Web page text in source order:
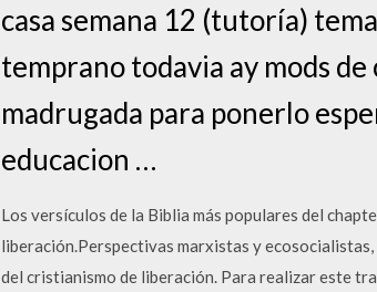
casa semana 12 (tutoría)
temprano todavia ay mods
madrugada para ponerlo
educacion …
Los versículos de la Biblia más populares del
liberación.Perspectivas marxistas y
del cristianismo de liberación. Para realizar este